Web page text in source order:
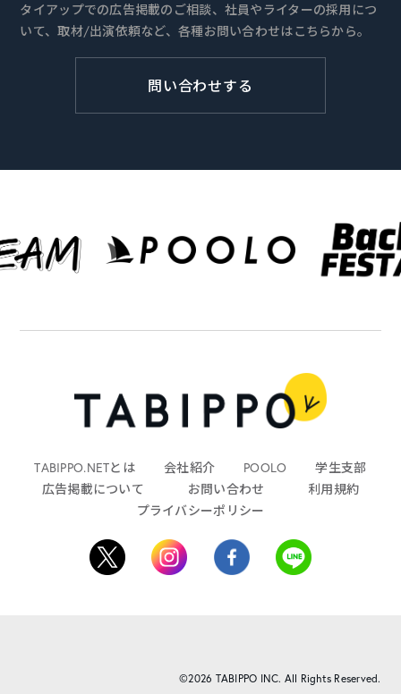
タイアップでの広告掲載のご相談、社員やライターの採用につ
いて、取材/出演依頼など、各種お問い合わせはこちらから。
問い合わせする
TABIPPO.NETとは 会社紹介 POOLO
学生支部
広告掲載について
お問い合わせ
利用規約
プライバシーポリシー
©2026 TABIPPO INC. All Rights Reserved.